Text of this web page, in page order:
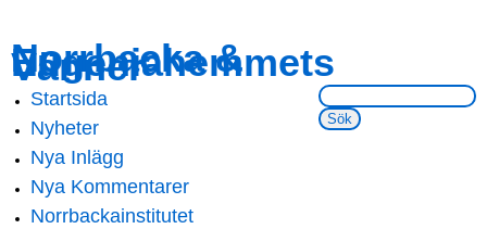
main
content
navigation
Norrbacka &
Eugeniahemmets
Vänner
Sök på webbsidan:
Main menu
Startsida
Nyheter
Nya Inlägg
Nya Kommentarer
Norrbackainstitutet